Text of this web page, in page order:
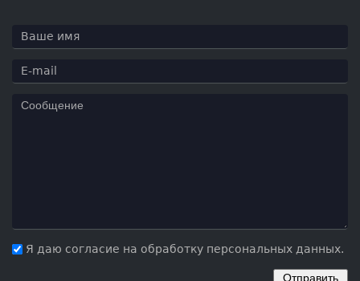
Я даю согласие на обработку персональных данных.